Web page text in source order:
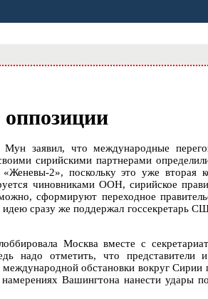
заявил, что международные
сирийскими партнерами
2», поскольку это уже вторая
чиновниками ООН, сирийское
сформируют переходное
идею сразу же поддержал госсекретарь
Москва вместе с
надо отметить, что представители
обстановки вокруг Сирии
Вашингтона нанести удары